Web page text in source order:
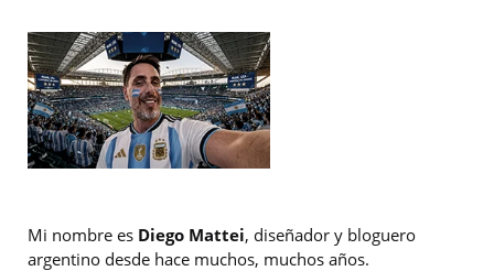
Mi nombre es Diego Mattei, diseñador y bloguero
argentino desde hace muchos, muchos años.